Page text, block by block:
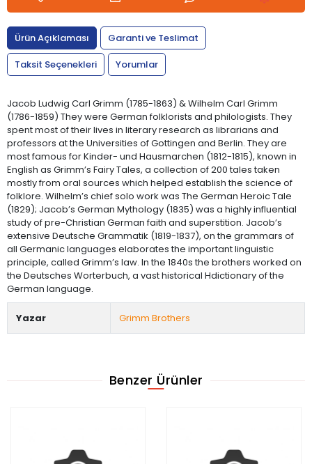
Ürün Açıklaması
Garanti ve Teslimat
Taksit Seçenekleri
Yorumlar
Jacob Ludwig Carl Grimm (1785-1863) & Wilhelm Carl Grimm
(1786-1859) They were German folklorists and philologists. They
spent most of their lives in literary research as librarians and
professors at the Universities of Gottingen and Berlin. They are
most famous for Kinder- und Hausmarchen (1812-1815), known in
English as Grimm’s Fairy Tales, a collection of 200 tales taken
mostly from oral sources which helped establish the science of
folklore. Wilhelm’s chief solo work was The German Heroic Tale
(1829); Jacob’s German Mythology (1835) was a highly influential
study of pre-Christian German faith and superstition. Jacob’s
extensive Deutsche Grammatik (1819-1837), on the grammars of
all Germanic languages elaborates the important linguistic
principle, called Grimm’s law. In the 1840s the brothers worked on
the Deutsches Worterbuch, a vast historical Hdictionary of the
German language.
Yazar Grimm Brothers
Benzer Ürünler